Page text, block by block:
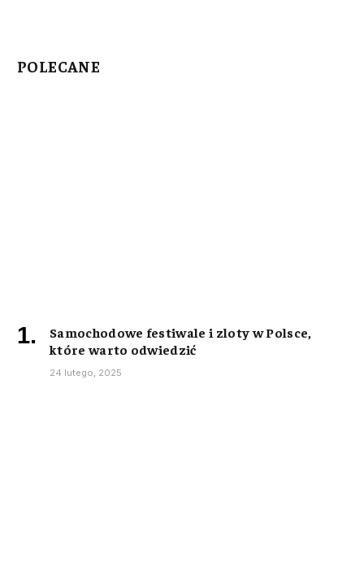
POLECANE
Samochodowe festiwale i zloty w Polsce,
które warto odwiedzić
24 lutego, 2025